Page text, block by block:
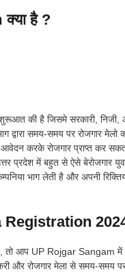
है ?
की है जिसमे सरकारी, निजी,
द्वारा समय-समय पर रोजगार
आवेदन करके रोजगार प्राप्त कर
प्रदेश में बहुत से ऐसे बेरोजगार युवा
भाग लेती है और अपनी
Registration
तो आप UP Rojgar Sangam
और रोजगार मेला से समय-समय